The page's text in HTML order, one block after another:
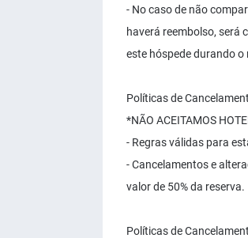
- No caso de não
haverá reembolso, será
este hóspede durando o
Políticas de
*NÃO ACEITAMOS
- Regras válidas para
- Cancelamentos e
valor de 50% da reserva.
Políticas de